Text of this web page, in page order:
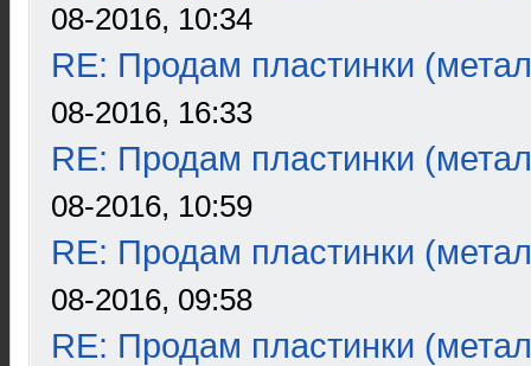
08-2016, 10:34
RE: Продам пластинки
08-2016, 16:33
RE: Продам пластинки
08-2016, 10:59
RE: Продам пластинки
08-2016, 09:58
RE: Продам пластинки